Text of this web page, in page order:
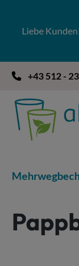
Liebe
+43 512 -